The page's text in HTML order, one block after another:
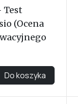
Test
(Ocena
Do koszyka